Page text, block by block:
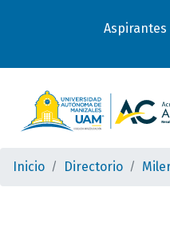
Aspirantes
Inicio Directorio